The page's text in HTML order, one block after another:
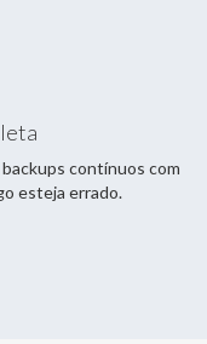
contínuos com
esteja errado.